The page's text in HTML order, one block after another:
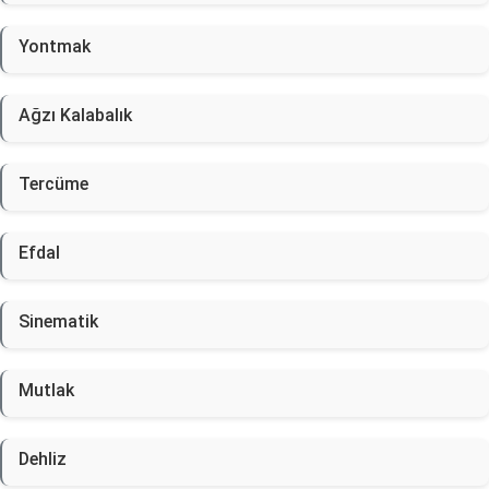
Yontmak
Ağzı Kalabalık
Tercüme
Efdal
Sinematik
Mutlak
Dehliz